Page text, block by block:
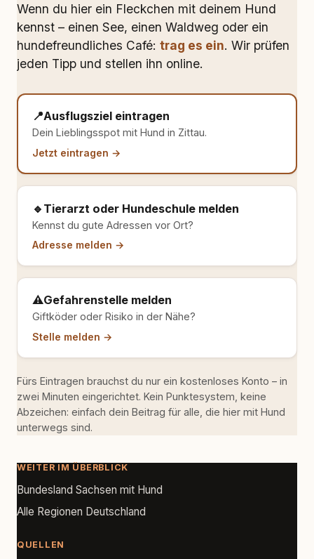
Wenn du hier ein Fleckchen mit deinem Hund
kennst – einen See, einen Waldweg oder ein
hundefreundliches Café: trag es ein. Wir prüfen
jeden Tipp und stellen ihn online.
📍Ausflugsziel eintragen
Dein Lieblingsspot mit Hund in Zittau.
Jetzt eintragen →
🔹 Tierarzt oder Hundeschule melden
Kennst du gute Adressen vor Ort?
Adresse melden →
⚠️Gefahrenstelle melden
Giftköder oder Risiko in der Nähe?
Stelle melden →
Fürs Eintragen brauchst du nur ein kostenloses Konto – in
zwei Minuten eingerichtet. Kein Punktesystem, keine
Abzeichen: einfach dein Beitrag für alle, die hier mit Hund
unterwegs sind.
WEITER IM ÜBERBLICK
Bundesland Sachsen mit Hund
Alle Regionen Deutschland
QUELLEN